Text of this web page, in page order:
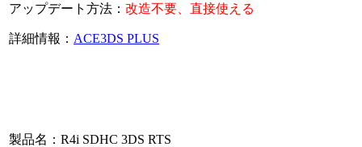
アップデート方法： 改造不要、直接使える
詳細情報： ACE3DS PLUS
製品名：R4i SDHC 3DS RTS